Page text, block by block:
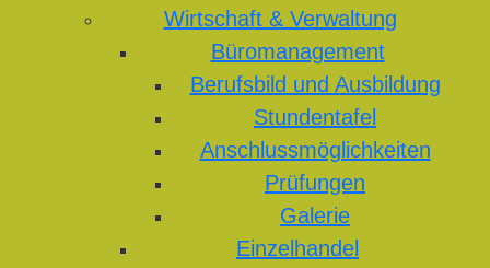
Wirtschaft & Verwaltung
Büromanagement
Berufsbild und Ausbildung
Stundentafel
Anschlussmöglichkeiten
Prüfungen
Galerie
Einzelhandel